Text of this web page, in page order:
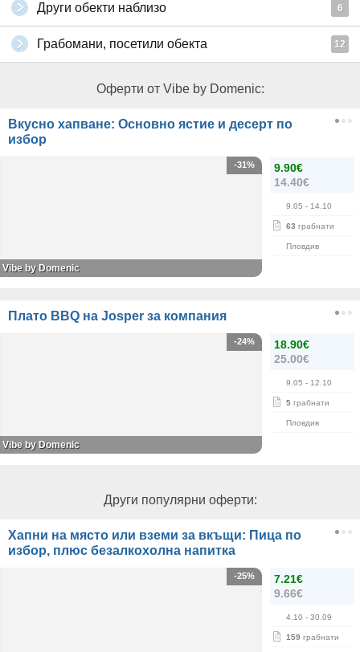
Други обекти наблизо 6
Грабомани, посетили обекта 12
Оферти от Vibe by Domenic:
Вкусно хапване: Основно ястие и десерт по
избор
9.90€
14.40€
9.05 - 14.10
63 грабнати
Пловдив
-31%
Vibe by Domenic
Плато BBQ на Josper за компания
18.90€
25.00€
9.05 - 12.10
5 грабнати
Пловдив
-24%
Vibe by Domenic
Други популярни оферти:
Хапни на място или вземи за вкъщи: Пица по
избор, плюс безалкохолна напитка
7.21€
9.66€
4.10 - 30.09
159 грабнати
-25%